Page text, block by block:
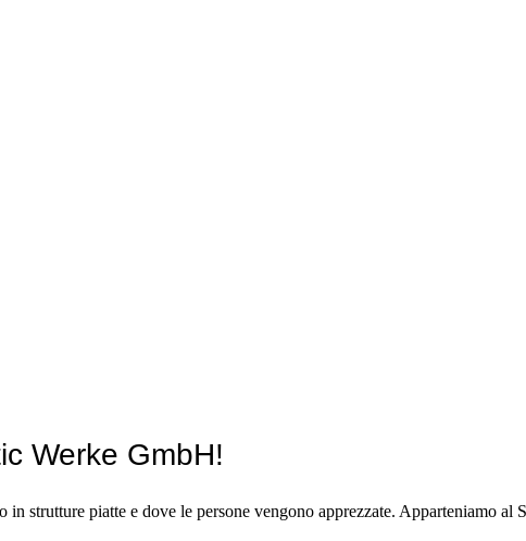
Werke GmbH!
strutture piatte e dove le persone vengono apprezzate. Apparteniamo